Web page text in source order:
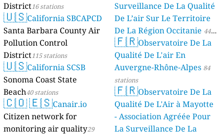
District16 stations
🇺🇸California SBCAPCD
Santa Barbara County Air
Pollution Control
District115 stations
🇺🇸California SCSB
Sonoma Coast State
Beach40 stations
🇨🇴🇪🇸Canair.io
Citizen network for
monitoring air quality29
Surveillance De La Qualité
De L’air Sur Le Territoire
De La Région Occitanie 44
stations
🇫🇷Observatoire De La
Qualité De L'air En
Auvergne-Rhône-Alpes 84
stations
🇫🇷Observatoire De La
Qualité De L'Air à Mayotte
- Association Agréée Pour
La Surveillance De La